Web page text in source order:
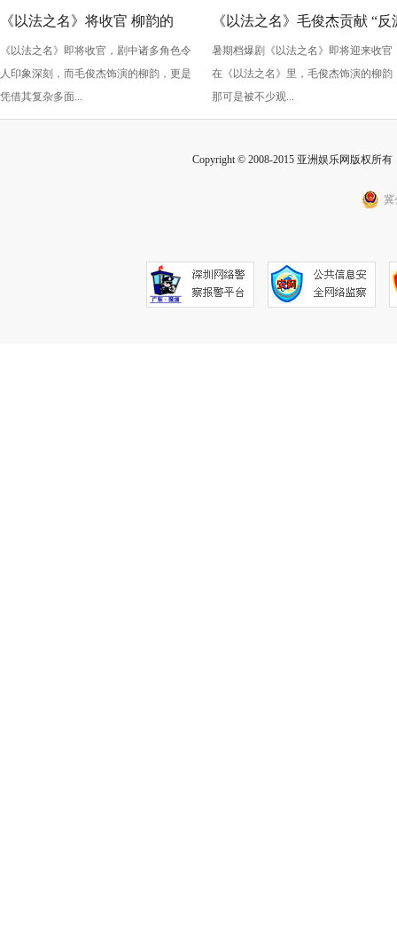
《以法之名》将收官 柳韵的
“蠢” 让毛俊杰重回巅峰
《以法之名》即将收官，剧中诸多角色令
人印象深刻，而毛俊杰饰演的柳韵，更是
凭借其复杂多面...
《以法之名》毛俊杰贡献 “反
级” 演技？柳韵的 “蠢” 是表演
的胜利！
暑期档爆剧《以法之名》即将迎来收官
在《以法之名》里，毛俊杰饰演的柳韵
那可是被不少观...
Copyright © 2008-2015 亚洲娱乐网版权所
冀